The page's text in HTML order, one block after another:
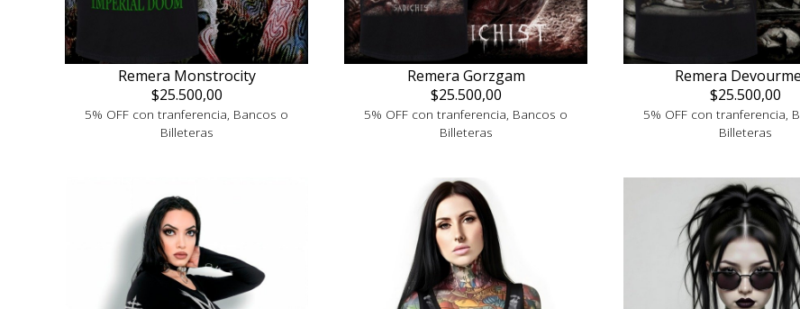
Remera Monstrocity
$25.500,00
5% OFF con tranferencia, Bancos o
Billeteras
Remera Gorzgam
$25.500,00
5% OFF con tranferencia, Bancos o
Billeteras
Remera
$25.500,00
5% OFF con tranferencia,
Billeteras